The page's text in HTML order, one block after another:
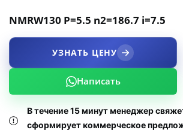
NMRW130 P=5.5 n2=186.7 i=7.5
УЗНАТЬ ЦЕНУ
Написать
В течение 15 минут менеджер
сформирует коммерческое